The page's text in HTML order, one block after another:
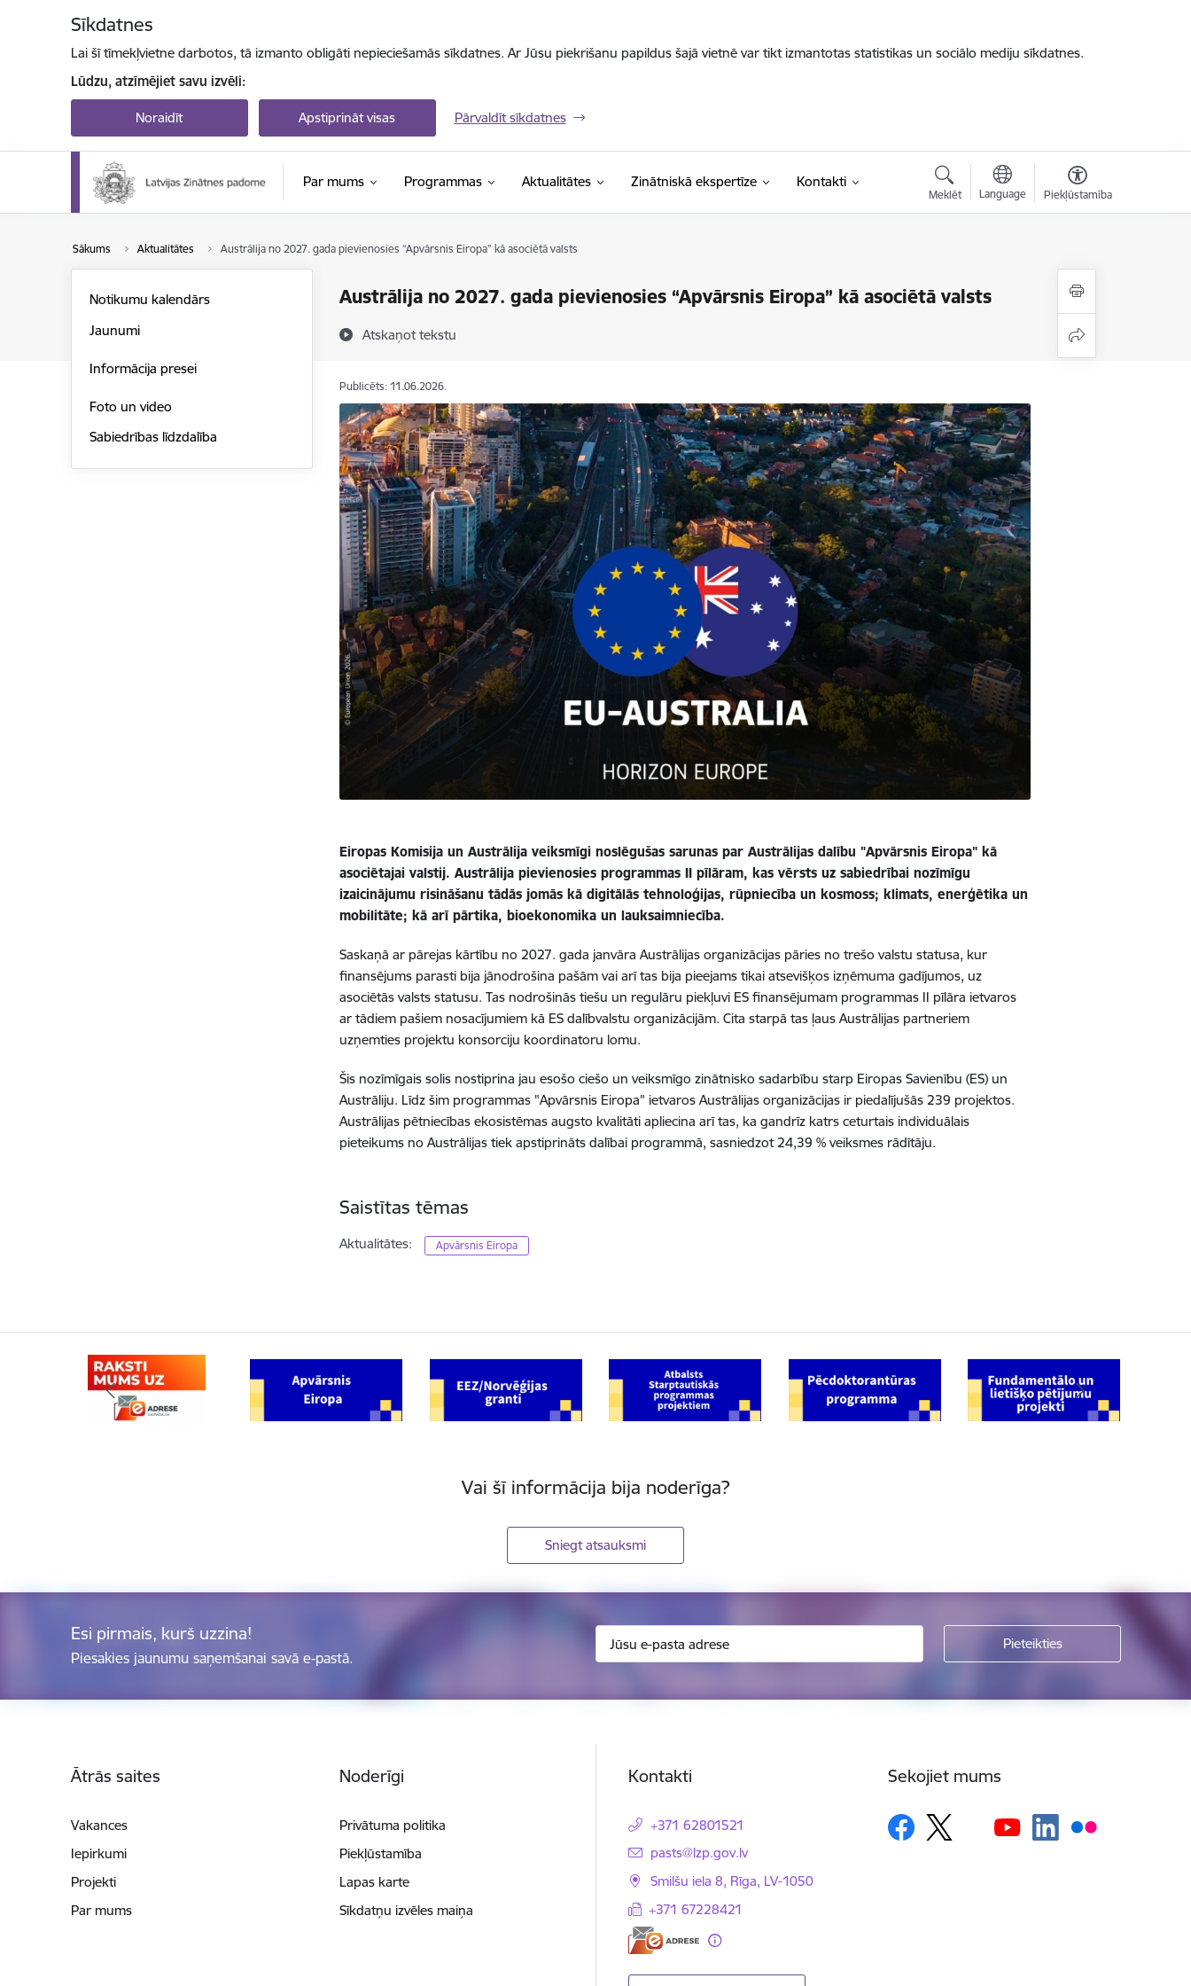
Sīkdatnes
Lai šī tīmekļvietne darbotos, tā izmanto obligāti nepieciešamās sīkdatnes. Ar Jūsu piekrišanu papildus šajā vietnē var tikt izmantotas statistikas un sociālo mediju sīkdatnes.
Lūdzu, atzīmējiet savu izvēli:
Noraidīt Apstiprināt visas Pārvaldīt sīkdatnes
Par mums Programmas Aktualitātes Zinātniskā ekspertīze Kontakti
Meklēt Language Piekļūstamība
Sākums Aktualitātes Austrālija no 2027. gada pievienosies “Apvārsnis Eiropa” kā asociētā valsts
Austrālija no 2027. gada pievienosies “Apvārsnis Eiropa” kā asociētā valsts
Atskaņot tekstu
Notikumu kalendārs
Jaunumi
Informācija presei
Foto un video
Sabiedrības līdzdalība
Publicēts: 11.06.2026.
Eiropas Komisija un Austrālija veiksmīgi noslēgušas sarunas par Austrālijas dalību "Apvārsnis Eiropa" kā
asociētajai valstij. Austrālija pievienosies programmas II pīlāram, kas vērsts uz sabiedrībai nozīmīgu
izaicinājumu risināšanu tādās jomās kā digitālās tehnoloģijas, rūpniecība un kosmoss; klimats, enerģētika un
mobilitāte; kā arī pārtika, bioekonomika un lauksaimniecība.
Saskaņā ar pārejas kārtību no 2027. gada janvāra Austrālijas organizācijas pāries no trešo valstu statusa, kur
finansējums parasti bija jānodrošina pašām vai arī tas bija pieejams tikai atsevišķos izņēmuma gadījumos, uz
asociētās valsts statusu. Tas nodrošinās tiešu un regulāru piekļuvi ES finansējumam programmas II pīlāra ietvaros
ar tādiem pašiem nosacījumiem kā ES dalībvalstu organizācijām. Cita starpā tas ļaus Austrālijas partneriem
uzņemties projektu konsorciju koordinatoru lomu.
Šis nozīmīgais solis nostiprina jau esošo ciešo un veiksmīgo zinātnisko sadarbību starp Eiropas Savienību (ES) un
Austrāliju. Līdz šim programmas "Apvārsnis Eiropa" ietvaros Austrālijas organizācijas ir piedalījušās 239 projektos.
Austrālijas pētniecības ekosistēmas augsto kvalitāti apliecina arī tas, ka gandrīz katrs ceturtais individuālais
pieteikums no Austrālijas tiek apstiprināts dalībai programmā, sasniedzot 24,39 % veiksmes rādītāju.
Saistītas tēmas
Aktualitātes: Apvārsnis Eiropa
Vai šī informācija bija noderīga?
Sniegt atsauksmi
Esi pirmais, kurš uzzina!
Piesakies jaunumu saņemšanai savā e-pastā.
Ātrās saites
Vakances
Iepirkumi
Projekti
Par mums
Noderīgi
Privātuma politika
Piekļūstamība
Lapas karte
Sīkdatņu izvēles maiņa
Kontakti
+371 62801521
E-pasts:
pasts@lzp.gov.lv
Smilšu iela 8, Rīga, LV-1050
+371 67228421
Sekojiet mums